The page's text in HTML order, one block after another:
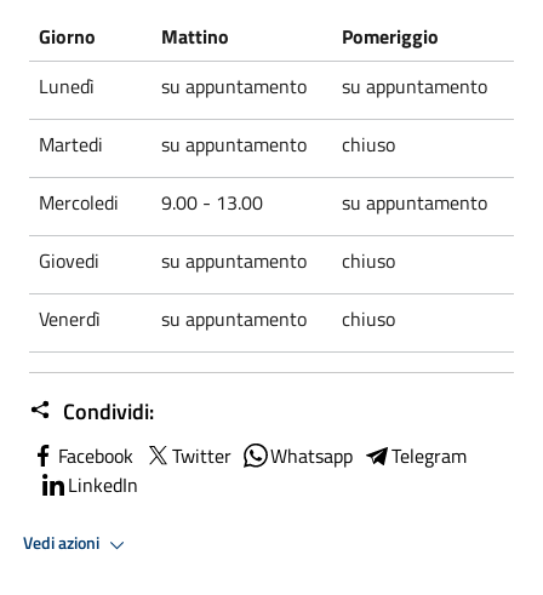
Giorno Mattino
Pomeriggio
Lunedì
su appuntamento
su appuntamento
Martedi
su appuntamento
chiuso
Mercoledi
9.00 - 13.00
su appuntamento
Giovedi
su appuntamento
chiuso
Venerdì
su appuntamento chiuso
Condividi:
Facebook Twitter Whatsapp
Telegram
LinkedIn
Vedi azioni